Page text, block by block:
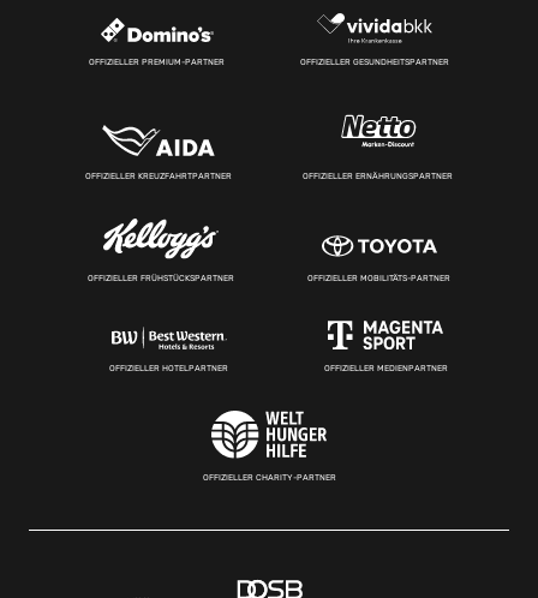
OFFIZIELLER PREMIUM-PARTNER OFFIZIELLER GESUNDHEITSPARTNER
OFFIZIELLER KREUZFAHRTPARTNER OFFIZIELLER ERNÄHRUNGSPARTNER
OFFIZIELLER FRÜHSTÜCKSPARTNER OFFIZIELLER MOBILITÄTS-PARTNER
OFFIZIELLER HOTELPARTNER OFFIZIELLER MEDIENPARTNER
OFFIZIELLER CHARITY-PARTNER